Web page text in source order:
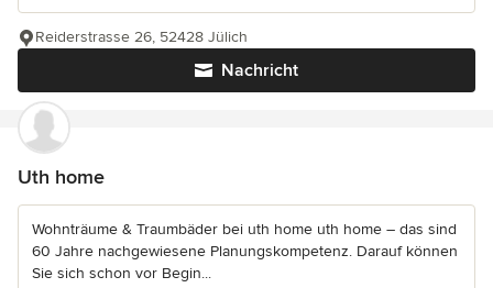
Nachricht
Reiderstrasse 26, 52428 Jülich
Uth home
Wohnträume & Traumbäder bei uth home uth home – das sind
60 Jahre nachgewiesene Planungskompetenz. Darauf können
Sie sich schon vor Begin...